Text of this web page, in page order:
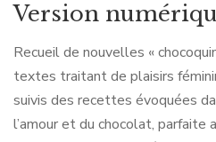
Version
Recueil de nouvelles «
textes traitant de plaisirs
suivis des recettes évoquées
l’amour et du chocolat, parfaite